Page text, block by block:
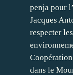
penja pour
Jacques
respecter
dans le